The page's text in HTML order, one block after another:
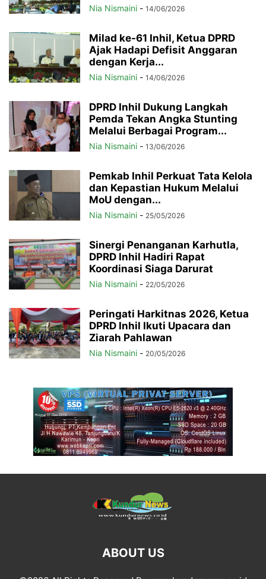
Nia Nismaini - 14/06/2026
Milad ke-61 Inhil, Ketua DPRD
Ajak Hadapi Defisit Anggaran
dengan Kerja...
Nia Nismaini - 14/06/2026
DPRD Inhil Dukung Langkah
Pemda Tekan Angka Stunting
Melalui Berbagai Program...
Nia Nismaini - 13/06/2026
Pemkab Inhil Perkuat Tata Kelola
dan Kepastian Hukum Melalui
MoU dengan...
Nia Nismaini - 25/05/2026
Sinergi Penanganan Karhutla,
DPRD Inhil Hadiri Rapat
Koordinasi Siaga Darurat
Nia Nismaini - 22/05/2026
Peringati Harkitnas 2026, Ketua
DPRD Inhil Ikuti Upacara dan
Ziarah Pahlawan
Nia Nismaini - 20/05/2026
ABOUT US